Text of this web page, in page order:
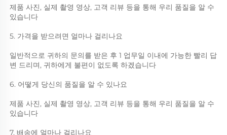
제품 사진, 실제 촬영 영상, 고객 리뷰 등을 통해 우리 품질을 알 수
있습니다
5. 가격을 받으려면 얼마나 걸리나요
일반적으로 귀하의 문의를 받은 후 1 업무일 이내에 가능한 빨리 답
변 드리며, 귀하에게 불편이 없도록 하겠습니다
6. 어떻게 당신의 품질을 알 수 있나요
제품 사진, 실제 촬영 영상, 고객 리뷰 등을 통해 우리 품질을 알 수
있습니다
7. 배송에 얼마나 걸리나요